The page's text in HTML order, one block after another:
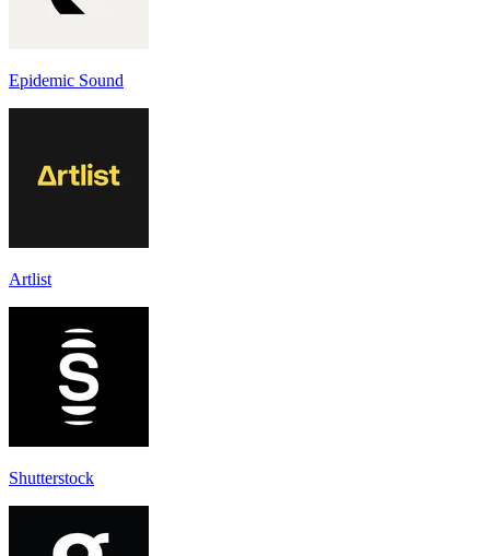
Epidemic Sound
Artlist
Shutterstock